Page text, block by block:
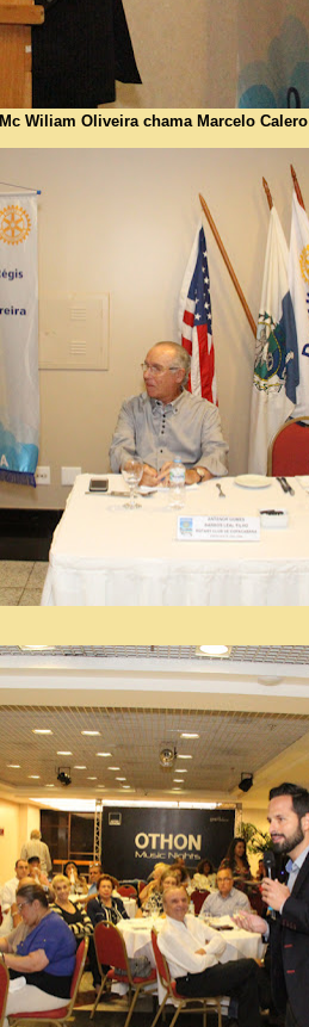
Mc Wiliam Oliveira chama Marcelo Calero